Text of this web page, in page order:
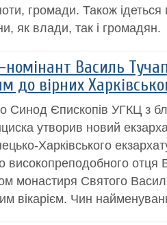
громади. Також ідеться
як влади, так і громадян.
Василь
до вірних
Синод Єпископів УГКЦ з
утворив новий
Харківського
високопреподобного отця
монастиря Святого
вікарієм. Чин